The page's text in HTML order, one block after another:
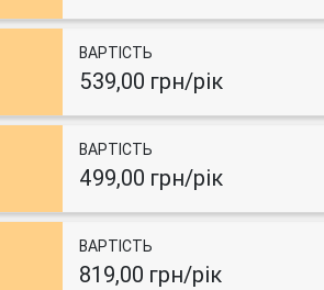
ВАРТІСТЬ
539,00 грн/рік
ВАРТІСТЬ
499,00 грн/рік
ВАРТІСТЬ
819,00 грн/рік